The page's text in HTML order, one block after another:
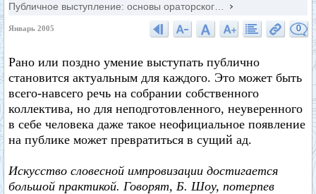
Публичное выступление: основы ораторског…
Январь 2005 0
Рано или поздно умение выступать публично
становится актуальным для каждого. Это может быть
всего-навсего речь на собрании собственного
коллектива, но для неподготовленного, неуверенного
в себе человека даже такое неофициальное появление
на публике может превратиться в сущий ад.
Искусство словесной импровизации достигается
большой практикой. Говорят, Б. Шоу, потерпев